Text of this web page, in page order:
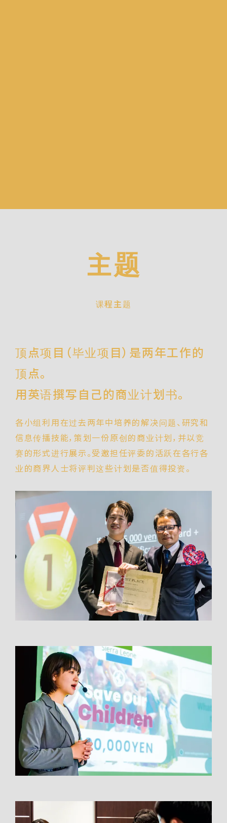
主题
课程主题
顶点项目（毕业项目）是两年工作的
顶点。
用英语撰写自己的商业计划书。
各小组利用在过去两年中培养的解决问题、研究和
信息传播技能，策划一份原创的商业计划，并以竞
赛的形式进行展示。受邀担任评委的活跃在各行各
业的商界人士将评判这些计划是否值得投资。